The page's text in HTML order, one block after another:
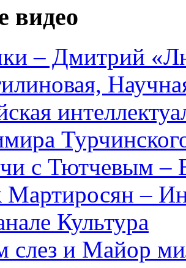
видео
– Дмитрий
с Тютчевым –
Мартиросян –
Культура
слез и Майор